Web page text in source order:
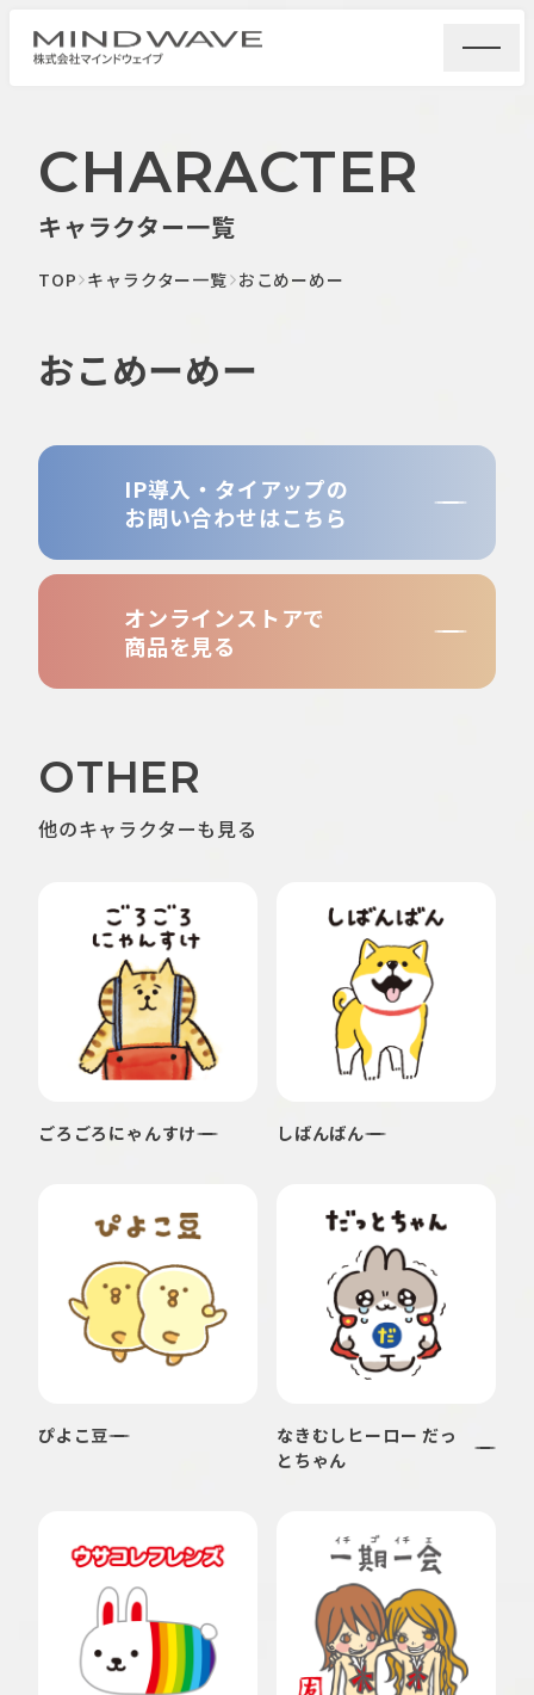
CHARACTER
キャラクター一覧
TOP キャラクター一覧 おこめーめー
おこめーめー
IP導入・タイアップの
お問い合わせはこちら
オンラインストアで
商品を見る
OTHER
他のキャラクターも見る
ごろごろにゃんすけ しばんばん
ぴよこ豆
なきむしヒーロー だっ
とちゃん